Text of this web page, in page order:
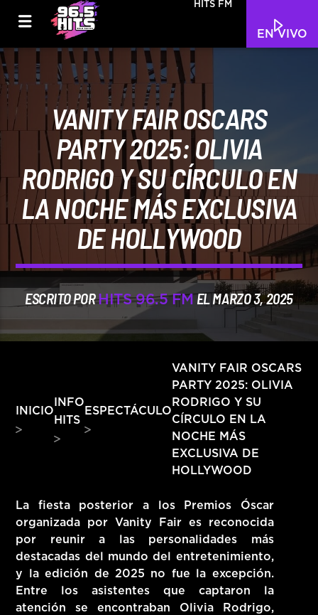
EN VIVO
HITS FM
HITS – 96.5 FM
Hits – 96.5 FM
VANITY FAIR OSCARS
PARTY 2025: OLIVIA
RODRIGO Y SU CÍRCULO EN
LA NOCHE MÁS EXCLUSIVA
DE HOLLYWOOD
ESCRITO PORHITS 96.5 FMEL MARZO 3, 2025
INICIO
INFO
HITS
ESPECTÁCULO
VANITY FAIR OSCARS
PARTY 2025: OLIVIA
RODRIGO Y SU
CÍRCULO EN LA
NOCHE MÁS
EXCLUSIVA DE
HOLLYWOOD
La fiesta posterior a los Premios Óscar
organizada por Vanity Fair es reconocida
por reunir a las personalidades más
destacadas del mundo del entretenimiento,
y la edición de 2025 no fue la excepción.
Entre los asistentes que captaron la
atención se encontraban Olivia Rodrigo,